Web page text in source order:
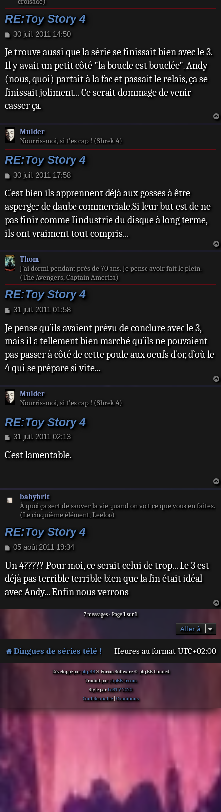
RE:Toy Story 4
M
s
a
g
30 juil. 2011 14:50
Je trouve aussi que la série se finissait bien avec le 3.
Il y avait un petit côté "la boucle est bouclée", Andy
(nous, quoi) partait à la fac et passait le relais, ça se
finissait joliment... Ce serait dommage de venir
casser ça.
Mulder
Nourris-moi, si t'es cap ! (Shrek 4)
RE:Toy Story 4
M
s
a
g
30 juil. 2011 17:58
C`est bien ils apprennent déjà aux gosses à être
asperger de daube commerciale.Si leur but est de ne
pas finir comme l`industrie du disque à long terme,
ils ont vraiment tout compris...
Thom
J’ai dormi pendant près de 70 ans. Je pense avoir fait le plein.
(The Avengers, Captain America)
RE:Toy Story 4
M
s
s
a
g
31 juil. 2011 01:58
Je pense qu`ils avaient prévu de conclure avec le 3,
mais il a tellement bien marché qu`ils ne pouvaient
pas passer à côté de cette poule aux oeufs d`or, d`où le
4 qui se prépare si vite...
Mulder
Nourris-moi, si t'es cap ! (Shrek 4)
RE:Toy Story 4
M
s
e
31 juil. 2011 02:13
C`est lamentable.
babybrit
À quoi ça sert de sauver la vie quand on voit ce que vous en faites.
(Le cinquième élément, Leeloo)
RE:Toy Story 4
M
s
s
a
g
05 août 2011 19:34
Un 4????? Pour moi, ce serait celui de trop... Le 3 est
déjà pas terrible terrible bien que la fin était idéal
avec Andy... Enfin nous verrons
7 messages • Page1sur1
Aller à
Dingues de séries télé ! Heures au format UTC+02:00
Développé parphpBB® Forum Software © phpBB Limited
Traduit parphpBB-fr.com
Style parDdSTV 2020
Confidentialité|Conditions